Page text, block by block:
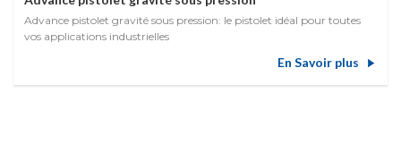
Advance pistolet gravité sous pression: le pistolet idéal pour toutes
vos applications industrielles
En Savoir plus